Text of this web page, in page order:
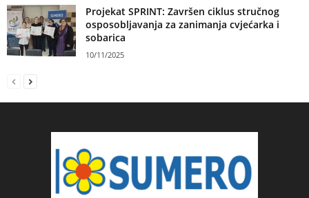
Projekat SPRINT: Završen ciklus stručnog
osposobljavanja za zanimanja cvjećarka i
sobarica
10/11/2025